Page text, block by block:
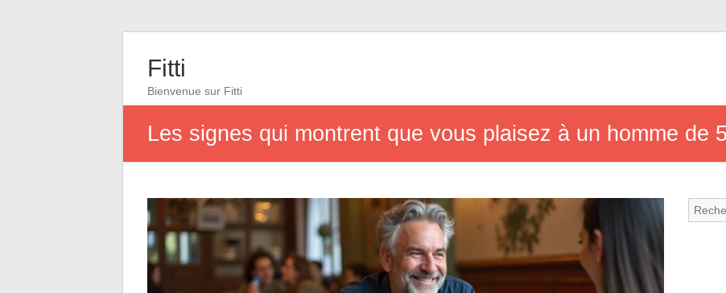
Fitti
Bienvenue sur Fitti
Les signes qui montrent que vous plaisez à un homme de